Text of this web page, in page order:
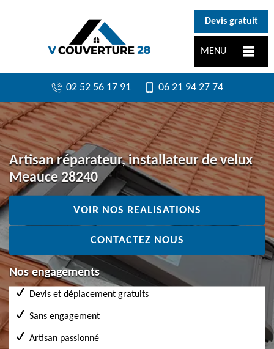
Devis gratuit
MENU
02 52 56 17 91 06 21 94 27 74
Artisan réparateur, installateur de velux
Meauce 28240
VOIR NOS REALISATIONS
CONTACTEZ NOUS
Nos engagements
Devis et déplacement gratuits
Sans engagement
Artisan passionné